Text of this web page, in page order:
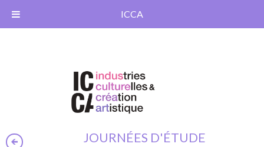
JOURNÉES D'ÉTUDE
ICCA